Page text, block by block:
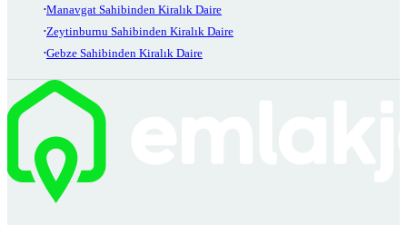
Manavgat Sahibinden Kiralık Daire
Zeytinburnu Sahibinden Kiralık Daire
Gebze Sahibinden Kiralık Daire